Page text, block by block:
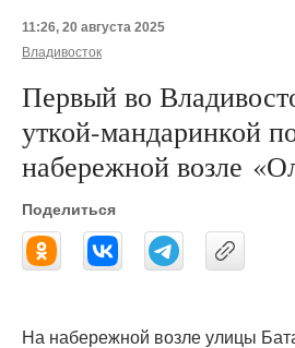
11:26, 20 августа 2025
Владивосток
Первый во
уткой-мандаринкой
набережной возле
Поделиться
На набережной возле улицы